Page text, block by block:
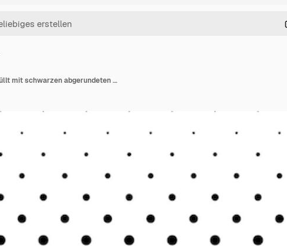
Nahtloser Halbton-Vektor-HintergrundGefüllt mit schwarzen abgerundeten Quadraten Mitte verblassen